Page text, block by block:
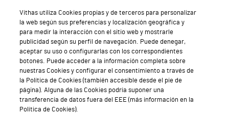
Sobre Vithas
Quiénes somos
Trabajar en Vithas
Teléfono Cita Médica
Teléfono Atención al Cliente
Política de seguridad y salud en el trabajo
Vithas utiliza Cookies propias y de terceros para personalizar
la web según sus preferencias y localización geográfica y
para medir la interacción con el sitio web y mostrarle
publicidad según su perfil de navegación. Puede denegar,
aceptar su uso o configurarlas con los correspondientes
botones. Puede acceder a la información completa sobre
nuestras Cookies y configurar el consentimiento a través de
la Política de Cookies (también accesible desde el pie de
página). Alguna de las Cookies podría suponer una
transferencia de datos fuera del EEE (más información en la
Política de Cookies).